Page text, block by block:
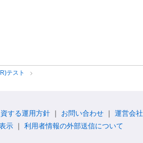
テスト
する運用方針 お問い合わせ
運営会社
示 利用者情報の外部送信について